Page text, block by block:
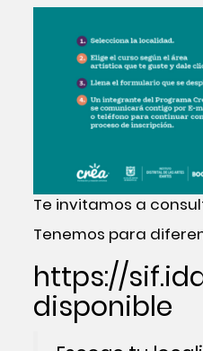
Te invitamos a
Tenemos para
https://
disponible